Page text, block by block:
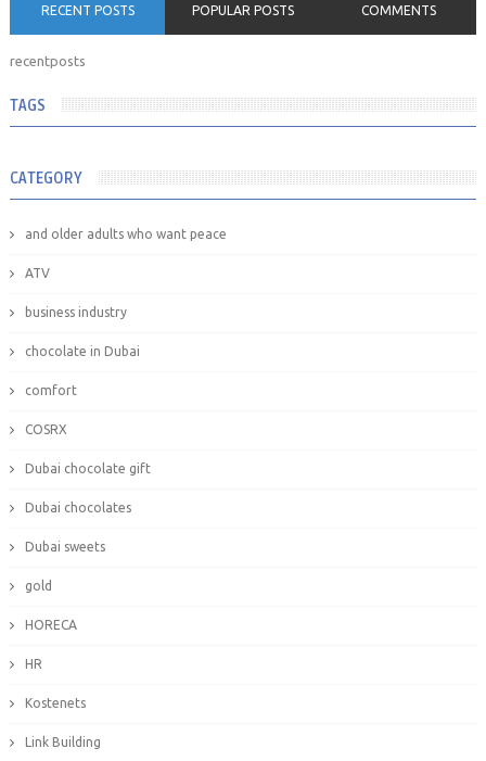
RECENT POSTS POPULAR POSTS COMMENTS
recentposts
TAGS
CATEGORY
and older adults who want peace
ATV
business industry
chocolate in Dubai
comfort
COSRX
Dubai chocolate gift
Dubai chocolates
Dubai sweets
gold
HORECA
HR
Kostenets
Link Building